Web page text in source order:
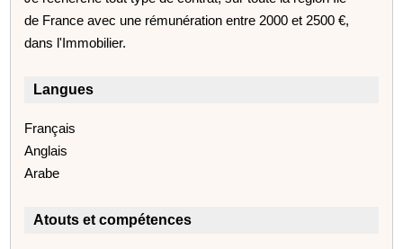
de France avec une rémunération entre 2000 et 2500 €,
dans l'Immobilier.
Langues
Français
Anglais
Arabe
Atouts et compétences